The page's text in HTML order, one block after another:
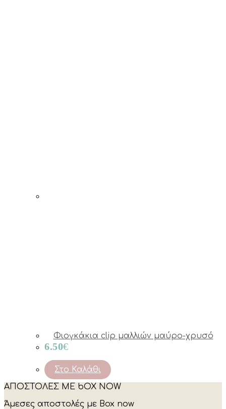
Φιογκάκια clip μαλλιών μαύρο-χρυσό
6.50€
Στο Καλάθι
ΑΠΟΣΤΟΛΕΣ ΜΕ bOX NOW
Άμεσες αποστολές με Box now